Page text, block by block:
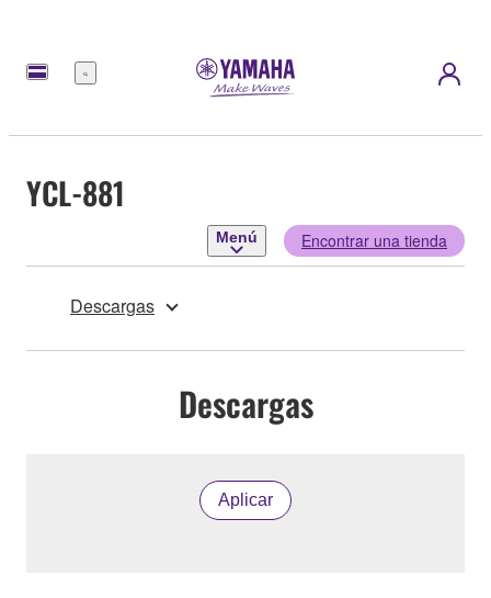
Menú
YCL-881
Menú Encontrar una tienda
Descargas
Descargas
Aplicar